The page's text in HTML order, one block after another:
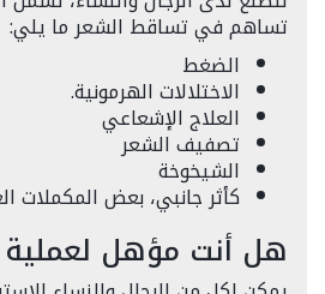
تساهم في تساقط الشعر ما يلي:
الضغط
الاختلالات الهرمونية.
العلاج الإشعاعي
تصفيف الشعر
الشيخوخة
كأثر جانبي، بعض المكملات
هل أنت مؤهل لعملية